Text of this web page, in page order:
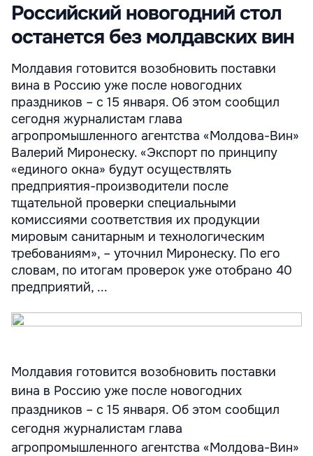
Российский новогодний стол
останется без молдавских вин
Молдавия готовится возобновить поставки
вина в Россию уже после новогодних
праздников – с 15 января. Об этом сообщил
сегодня журналистам глава
агропромышленного агентства «Молдова-Вин»
Валерий Миронеску. «Экспорт по принципу
«единого окна» будут осуществлять
предприятия-производители после
тщательной проверки специальными
комиссиями соответствия их продукции
мировым санитарным и технологическим
требованиям», – уточнил Миронеску. По его
словам, по итогам проверок уже отобрано 40
предприятий, ...
Молдавия готовится возобновить поставки
вина в Россию уже после новогодних
праздников – с 15 января. Об этом сообщил
сегодня журналистам глава
агропромышленного агентства «Молдова-Вин»